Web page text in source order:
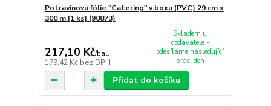
Potravinová fólie "Catering" v boxu (PVC) 29 cm x
300 m [1 ks] (90873)
217,10 Kč/bal.
179,42 Kč bez DPH
Skladem u
dodavatele -
odesíláme následující
prac. den
Přidat do košíku